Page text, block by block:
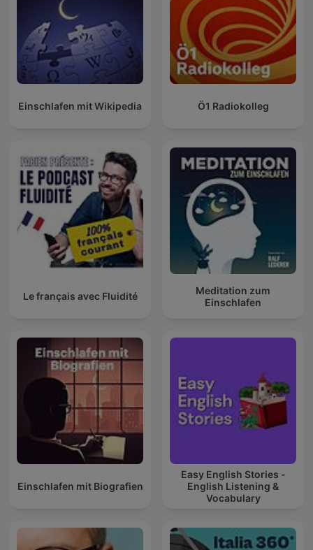
Einschlafen mit Wikipedia Ö1 Radiokolleg
Le français avec Fluidité
Meditation zum
Einschlafen
Einschlafen mit Biografien
Easy English Stories -
English Listening &
Vocabulary